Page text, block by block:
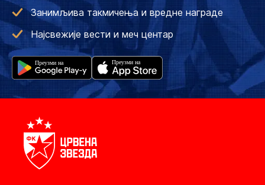
Занимљива такмичења и вредне награде
Најсвежије вести и меч центар